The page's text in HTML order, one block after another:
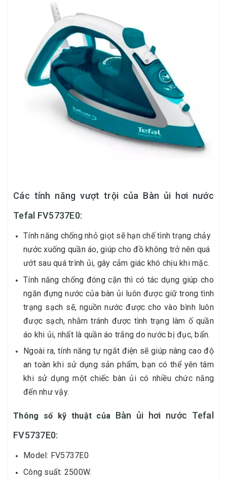
Các tính năng vượt trội của Bàn ủi hơi nước
Tefal FV5737E0:
Tính năng chống nhỏ giọt sẽ hạn chế tình trạng chảy
nước xuống quần áo, giúp cho đồ không trở nên quá
ướt sau quá trình ủi, gây cảm giác khó chịu khi mặc.
Tính năng chống đóng cặn thì có tác dụng giúp cho
ngăn đựng nước của bàn ủi luôn được giữ trong tình
trạng sạch sẽ, nguồn nước được cho vào bình luôn
được sạch, nhằm tránh được tình trạng làm ố quần
áo khi ủi, nhất là quần áo trắng do nước bị đục, bẩn.
Ngoài ra, tính năng tự ngắt điện sẽ giúp nâng cao độ
an toàn khi sử dụng sản phẩm, bạn có thể yên tâm
khi sử dụng một chiếc bàn ủi có nhiều chức năng
đến như vậy.
Thông số kỹ thuật của Bàn ủi hơi nước Tefal
FV5737E0:
Model: FV5737E0
Công suất: 2500W.